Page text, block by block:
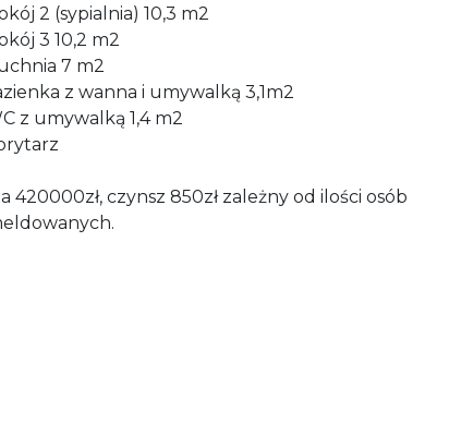
2 (sypialnia) 10,3 m2
3 10,2 m2
7 m2
z wanna i umywalką 3,1m2
z umywalką 1,4 m2
420000zł, czynsz 850zł zależny od ilości osób